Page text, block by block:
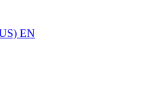
EN